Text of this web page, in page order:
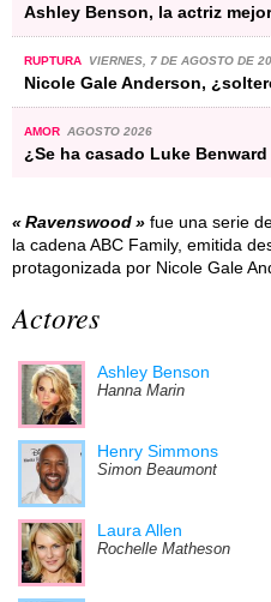
Ashley Benson, la actriz
RUPTURA VIERNES, 7 DE AGOSTO DE
Nicole Gale Anderson,
AMOR AGOSTO 2026
¿Se ha casado Luke
Ravenswood
fue una serie
la cadena ABC Family, emitida
protagonizada por Nicole Gale
Actores
Ashley Benson
Hanna Marin
Henry Simmons
Simon Beaumont
Laura Allen
Rochelle Matheson